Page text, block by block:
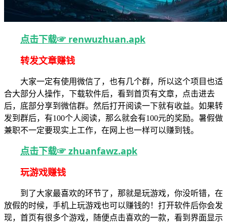
点击下载☞ renwuzhuan.apk
转发文章赚钱
大家一定有使用微信了，也有几个群，所以这个项目也适
合大部分人操作，下载软件后，看到首页有文章，点击进去
后，底部分享到微信群。然后打开阅读一下就有收益。如果转
发到群后，有100个人阅读，那么就会有100元的奖励。暑假做
兼职不一定要现实上工作，在网上也一样可以赚到钱。
点击下载☞ zhuanfawz.apk
玩游戏赚钱
到了大家最喜欢的环节了，那就是玩游戏，你没听错，在
放假的时候，手机上玩游戏也可以赚钱的！打开软件后你会发
现，首页有很多个游戏，随便点击喜欢的一款，看到界面显示